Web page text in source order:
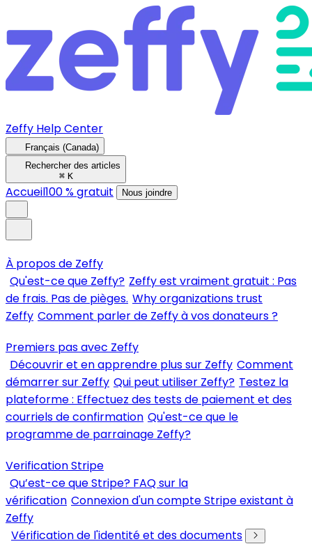
Zeffy Help Center
Français (Canada)
Rechercher des articles
⌘ K
Accueil100 % gratuit Nous joindre
À propos de Zeffy
Qu'est-ce que Zeffy? Zeffy est vraiment gratuit : Pas
de frais. Pas de pièges. Why organizations trust
Zeffy Comment parler de Zeffy à vos donateurs ?
Premiers pas avec Zeffy
Découvrir et en apprendre plus sur Zeffy Comment
démarrer sur Zeffy Qui peut utiliser Zeffy? Testez la
plateforme : Effectuez des tests de paiement et des
courriels de confirmation Qu'est-ce que le
programme de parrainage Zeffy?
Verification Stripe
Qu’est-ce que Stripe? FAQ sur la
vérification Connexion d'un compte Stripe existant à
Zeffy
Vérification de l'identité et des documents